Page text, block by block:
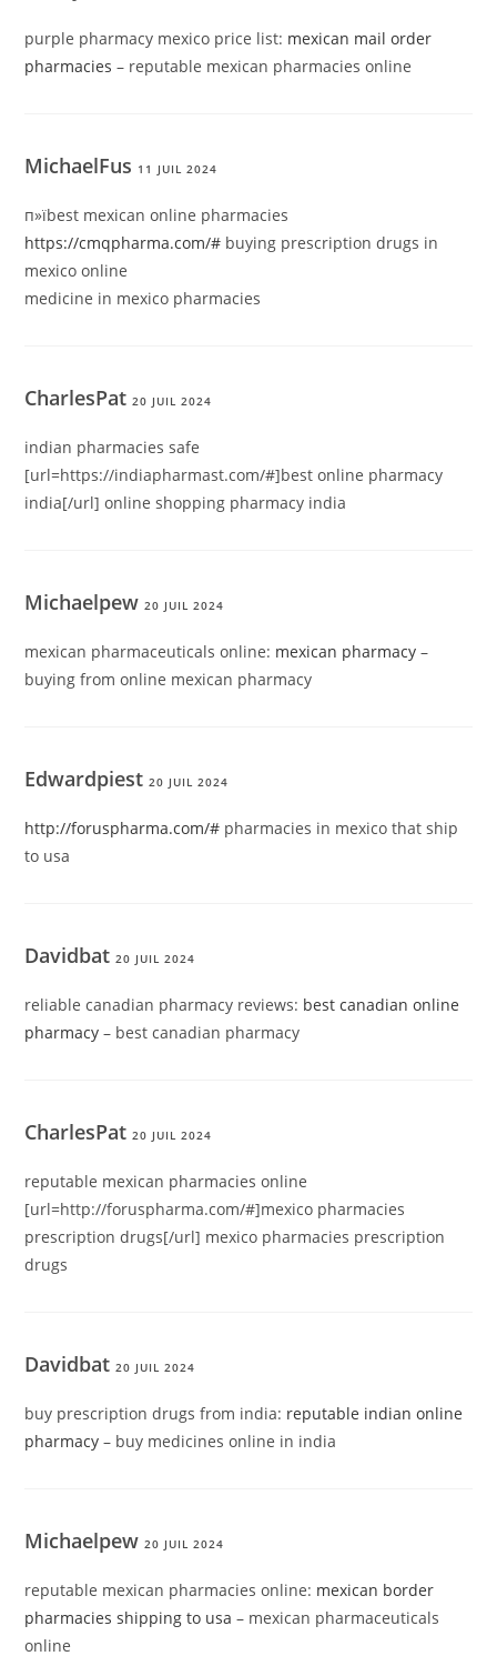
purple pharmacy mexico price list: mexican mail order
pharmacies – reputable mexican pharmacies online
MichaelFus 11 JUIL 2024
п»їbest mexican online pharmacies
https://cmqpharma.com/# buying prescription drugs in
mexico online
medicine in mexico pharmacies
CharlesPat20 JUIL 2024
indian pharmacies safe
[url=https://indiapharmast.com/#]best online pharmacy
india[/url] online shopping pharmacy india
Michaelpew20 JUIL 2024
mexican pharmaceuticals online: mexican pharmacy –
buying from online mexican pharmacy
Edwardpiest20 JUIL 2024
http://foruspharma.com/# pharmacies in mexico that ship
to usa
Davidbat20 JUIL 2024
reliable canadian pharmacy reviews: best canadian online
pharmacy – best canadian pharmacy
CharlesPat20 JUIL 2024
reputable mexican pharmacies online
[url=http://foruspharma.com/#]mexico pharmacies
prescription drugs[/url] mexico pharmacies prescription
drugs
Davidbat20 JUIL 2024
buy prescription drugs from india: reputable indian online
pharmacy – buy medicines online in india
Michaelpew20 JUIL 2024
reputable mexican pharmacies online: mexican border
pharmacies shipping to usa – mexican pharmaceuticals
online